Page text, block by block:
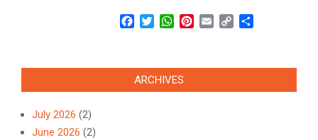
Facebook
TwitterWhatsApp
Pinterest
Email Copy
ARCHIVES
July 2026 (2)
June 2026 (2)